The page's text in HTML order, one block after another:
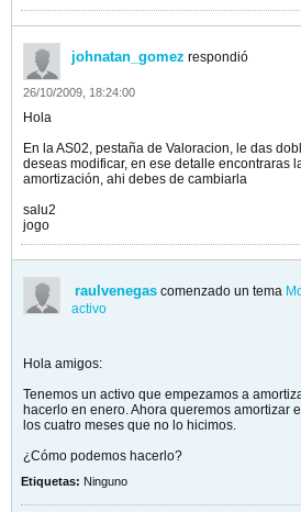
johnatan_gomez respondió
26/10/2009, 18:24:00
Hola
En la AS02, pestaña de Valoracion, le das
deseas modificar, en ese detalle encontraras
amortización, ahi debes de cambiarla
salu2
jogo
raulvenegas comenzado un tema
activo
Hola amigos:
Tenemos un activo que empezamos a
hacerlo en enero. Ahora queremos amortizar
los cuatro meses que no lo hicimos.
¿Cómo podemos hacerlo?
Etiquetas: Ninguno